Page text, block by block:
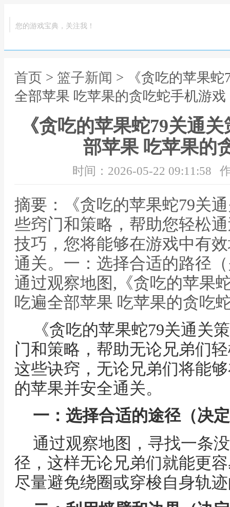
您的游戏宝典，关注我！
首页 > 篮子新闻 > 《贪吃的苹果蛇
全部苹果 吃苹果的贪吃蛇手机游戏
《贪吃的苹果蛇79关通
部苹果 吃苹果的
时间：2026-05-22 09:11:58
摘要：《贪吃的苹果蛇79关
些窍门和策略，帮助您轻松
技巧，您将能够在游戏中有
通关。一：选择合适的路径
通过观察地图,《贪吃的苹果
吃遍全部苹果 吃苹果的贪吃
《贪吃的苹果蛇79关通关
门和策略，帮助无论兄弟们
这些诀窍，无论兄弟们将能
的苹果并安全通关。
一：选择合适的途径（决
通过观察地图，寻找一条
径，这样无论兄弟们就能更
尽量避免绕圈或穿梭自身轨